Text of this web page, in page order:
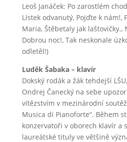
Leoš Janáček: Po zarostlém
Lístek odvanutý, Pojďte k nám!,
Maria, Štěbetaly jak laštovičky.,
Dobrou noc!, Tak neskonale
odletěl!)
Luděk Šabaka– klavír
Dokský rodák a žák tehdejší
Ondrej Čanecký na sebe
vítězstvím v mezinárodní
Musica di Pianoforte“. Během
konzervatoři v oborech klavír a
laureátské tituly ve většině